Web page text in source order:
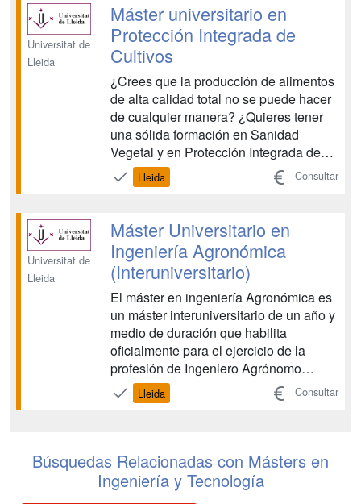
Universitat de
Lleida
Máster universitario en
Protección Integrada de
Cultivos
¿Crees que la producción de alimentos
de alta calidad total no se puede hacer
de cualquier manera? ¿Quieres tener
una sólida formación en Sanidad
Vegetal y en Protección Integrada de
Cultivos con un componente práctico
de, al menos, el 40% y que pone el
y a la salud humana? ¿Quieres tener la
acreditación de...
Lleida Consultar
Universitat de
Lleida
Máster Universitario en
Ingeniería Agronómica
(Interuniversitario)
El máster en ingeniería Agronómica es
un máster interuniversitario de un año y
medio de duración que habilita
oficialmente para el ejercicio de la
profesión de Ingeniero Agrónomo
según la normativa vigente. La
colaboración de las cuatro
áreas de conocimiento y experiencia
propia d...
Lleida Consultar
Búsquedas Relacionadas con Másters en
Ingeniería y Tecnología